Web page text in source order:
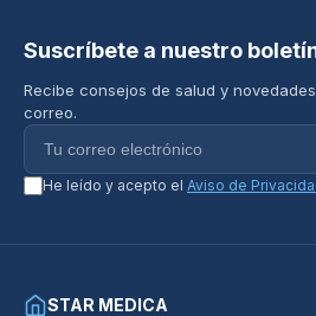
Suscríbete a nuestro
Recibe consejos de salud y
correo.
He leído y acepto el Aviso de
STAR MEDICA